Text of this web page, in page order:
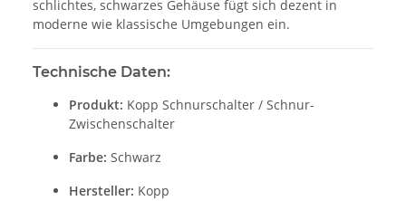
schlichtes, schwarzes Gehäuse fügt sich dezent in
moderne wie klassische Umgebungen ein.
Technische Daten:
Produkt: Kopp Schnurschalter / Schnur-
Zwischenschalter
Farbe: Schwarz
Hersteller: Kopp